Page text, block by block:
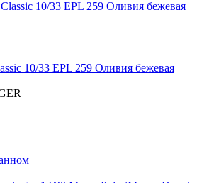
10/33 EPL 259 Оливия бежевая